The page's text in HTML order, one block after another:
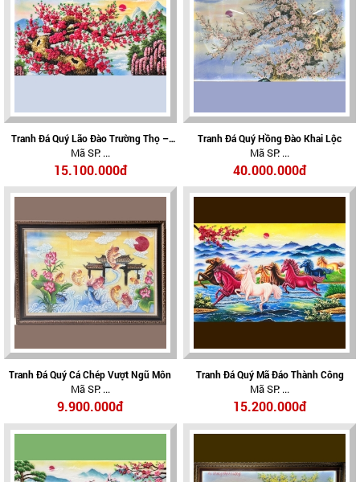
Tranh Đá Quý Lão Đào Trường Thọ –
Biểu Tượng Trường Thọ, Phúc Lộc Và
An Khang
Mã SP: ...
15.100.000đ
Tranh Đá Quý Hồng Đào Khai Lộc
Mã SP: ...
40.000.000đ
Tranh Đá Quý Cá Chép Vượt Ngũ Môn
Mã SP: ...
9.900.000đ
Tranh Đá Quý Mã Đáo Thành Công
Mã SP: ...
15.200.000đ